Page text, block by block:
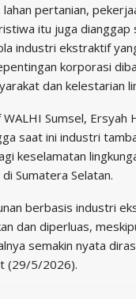
lahan pertanian,
itu juga dianggap
industri ekstraktif
korporasi
dan kelestarian
Sumsel, Ersyah
saat ini industri
keselamatan
Sumatera Selatan.
berbasis industri
dan diperluas,
semakin nyata
(29/5/2026).